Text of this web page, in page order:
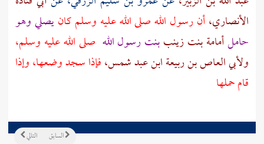
الأنصاري،أن رسول الله صلى الله عليه وسلم كانيصلي وهو
حاملأمامة بنت زينببنت رسول الله صلى الله عليه وسلم،
ولأبي العاص بن ربيعة ابن عبد شمس،فإذا سجد وضعها، وإذا
قام حملها
التالي السابق